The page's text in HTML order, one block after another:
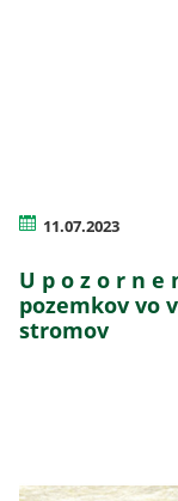
11.07.2023
U p o z o r n
pozemkov vo
stromov